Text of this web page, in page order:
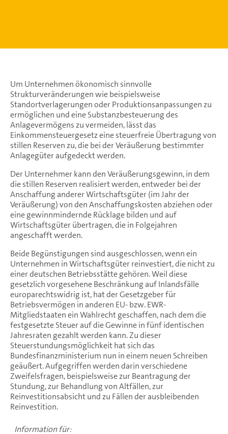
Um Unternehmen ökonomisch sinnvolle
Strukturveränderungen wie beispielsweise
Standortverlagerungen oder Produktionsanpassungen zu
ermöglichen und eine Substanzbesteuerung des
Anlagevermögens zu vermeiden, lässt das
Einkommensteuergesetz eine steuerfreie Übertragung von
stillen Reserven zu, die bei der Veräußerung bestimmter
Anlagegüter aufgedeckt werden.
Der Unternehmer kann den Veräußerungsgewinn, in dem
die stillen Reserven realisiert werden, entweder bei der
Anschaffung anderer Wirtschaftsgüter (im Jahr der
Veräußerung) von den Anschaffungskosten abziehen oder
eine gewinnmindernde Rücklage bilden und auf
Wirtschaftsgüter übertragen, die in Folgejahren
angeschafft werden.
Beide Begünstigungen sind ausgeschlossen, wenn ein
Unternehmen in Wirtschaftsgüter reinvestiert, die nicht zu
einer deutschen Betriebsstätte gehören. Weil diese
gesetzlich vorgesehene Beschränkung auf Inlandsfälle
europarechtswidrig ist, hat der Gesetzgeber für
Betriebsvermögen in anderen EU- bzw. EWR-
Mitgliedstaaten ein Wahlrecht geschaffen, nach dem die
festgesetzte Steuer auf die Gewinne in fünf identischen
Jahresraten gezahlt werden kann. Zu dieser
Steuerstundungsmöglichkeit hat sich das
Bundesfinanzministerium nun in einem neuen Schreiben
geäußert. Aufgegriffen werden darin verschiedene
Zweifelsfragen, beispielsweise zur Beantragung der
Stundung, zur Behandlung von Altfällen, zur
Reinvestitionsabsicht und zu Fällen der ausbleibenden
Reinvestition.
Information für: